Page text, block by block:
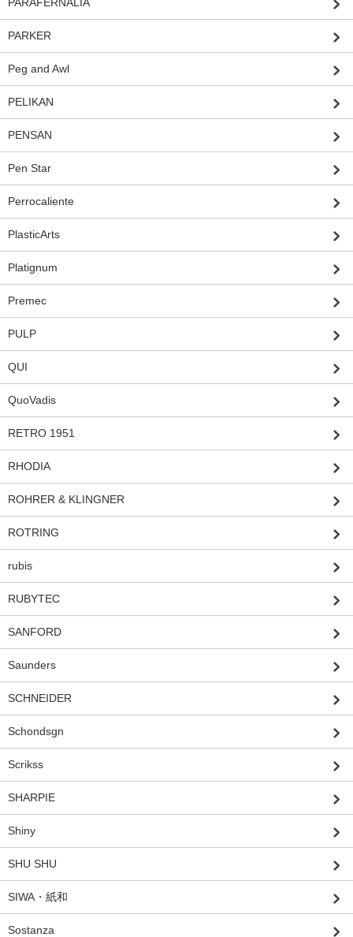
PARKER
Peg and Awl
PELIKAN
PENSAN
Pen Star
Perrocaliente
PlasticArts
Platignum
Premec
PULP
QUI
QuoVadis
RETRO 1951
RHODIA
ROHRER & KLINGNER
ROTRING
rubis
RUBYTEC
SANFORD
Saunders
SCHNEIDER
Schondsgn
Scrikss
SHARPIE
Shiny
SHU SHU
SIWA・紙和
Sostanza